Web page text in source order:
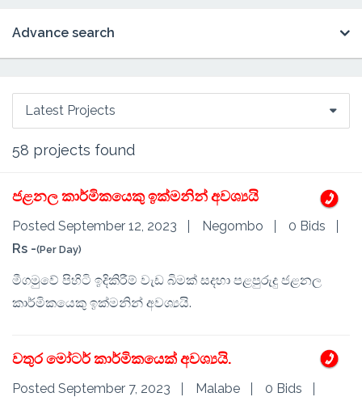
Advance search
Latest Projects
58 projects found
ජළනල කාර්මිකයෙකු ඉක්මනින් අවශ්‍යයි
Posted September 12, 2023 Negombo
0 Bids
Rs -(Per Day)
මීගමුවේ පිහිටි ඉදිකිරීම් වැඩ බිමක් සදහා පළපුරුදු ජළනල
කාර්මිකයෙකු ඉක්මනින් අවශ්‍යයි.
වතුර මෝටර් කාර්මිකයෙක් අවශ්‍යයි.
Posted September 7, 2023 Malabe
0 Bids